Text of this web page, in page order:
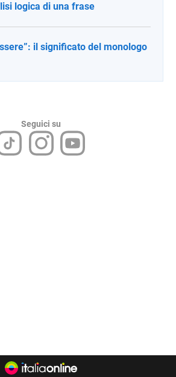
logica di una frase
il significato del monologo
Seguici su